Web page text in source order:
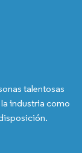
talentosas
industria como